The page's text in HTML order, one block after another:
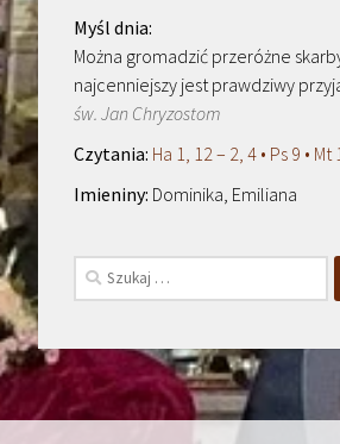
Można gromadzić przeróżne
najcenniejszy jest prawdziwy
św. Jan Chryzostom
Ha 1, 12 – 2, 4 • Ps 9 •
Dominika, Emiliana
Szukaj: